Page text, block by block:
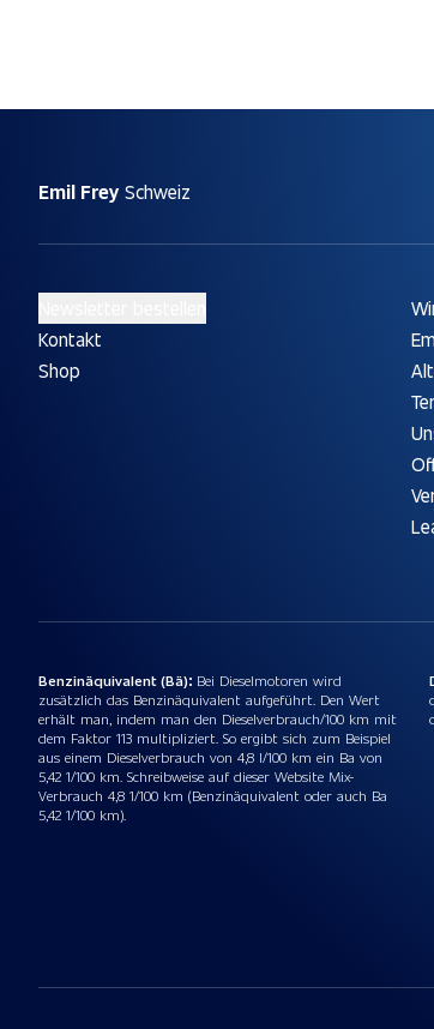
Emil Frey Schweiz
Kontakt
Shop
Benzinäquivalent (Bä): Bei Dieselmotoren wird
zusätzlich das Benzinäquivalent aufgeführt. Den Wert
erhält man, indem man den Dieselverbrauch/100 km mit
dem Faktor 113 multipliziert. So ergibt sich zum Beispiel
aus einem Dieselverbrauch von 4,8 l/100 km ein Ba von
5,42 1/100 km. Schreibweise auf dieser Website Mix-
Verbrauch 4,8 1/100 km (Benzinäquivalent oder auch Ba
5,42 1/100 km).